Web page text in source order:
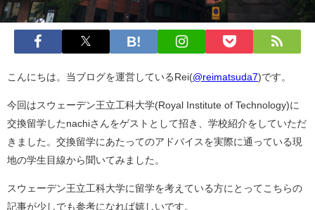
こんにちは。当ブログを運営しているRei(@reimatsuda7)です。
今回はスウェーデン王立工科大学(Royal Institute of Technology)に
交換留学したnachiさんをゲストとして招き、学校紹介をしていただ
きました。交換留学にあたってのアドバイスを実際に通っている現
地の学生目線から聞いてみました。
スウェーデン王立工科大学に留学を考えている方にとってこちらの
記事が少しでも参考になれば嬉しいです。